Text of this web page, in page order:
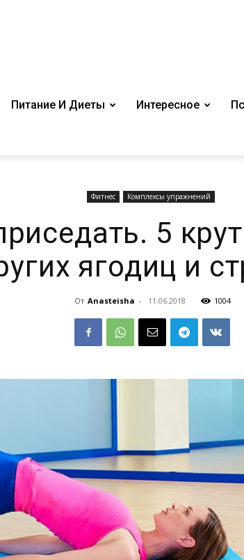
Питание И Диеты Интересное
Фитнес Комплексы упражнений
5
ягодиц и
От Anasteisha - 11.06.2018 1004